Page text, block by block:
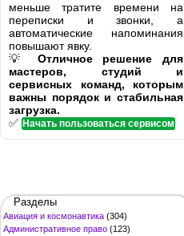
меньше тратите времени на
переписки и звонки, а
автоматические напоминания
повышают явку.
💡 Отличное решение для
мастеров, студий и
сервисных команд, которым
важны порядок и стабильная
загрузка.
✅ Начать пользоваться сервисом
Разделы
Авиация и космонавтика (304)
Административное право (123)